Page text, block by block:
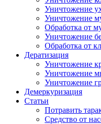
Уничтожение
Уничтожение
Обработка от
Уничтожение
Обработка от
Дератизация
Уничтожение
Уничтожение
Уничтожение
Демеркуризация
Статьи
Потравить
Средство от